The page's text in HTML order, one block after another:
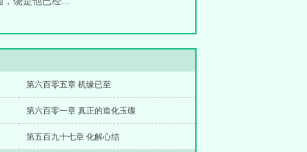
第六百零五章 机缘已至
第六百零一章 真正的造化玉碟
第五百九十七章 化解心结